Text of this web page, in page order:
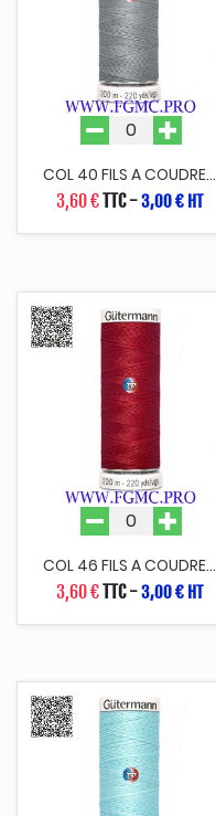
COL 40 FILS A COUDRE...
3,60 €TTC-3,00 € HT
COL 46 FILS A COUDRE...
3,60 €TTC-3,00 € HT